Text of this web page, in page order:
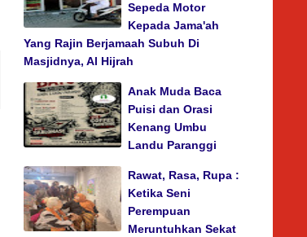
Sepeda Motor
Kepada Jama'ah
Yang Rajin Berjamaah Subuh Di
Masjidnya, Al Hijrah
Anak Muda Baca
Puisi dan Orasi
Kenang Umbu
Landu Paranggi
Rawat, Rasa, Rupa :
Ketika Seni
Perempuan
Meruntuhkan Sekat